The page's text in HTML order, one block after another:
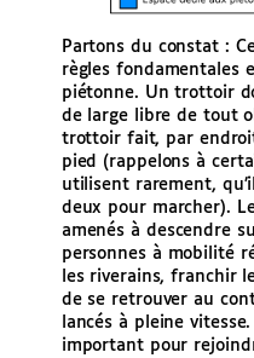
Partons du constat :
règles fondamentales
piétonne. Un trottoir
de large libre de tout
trottoir fait, par
pied (rappelons à
utilisent rarement,
deux pour marcher).
amenés à descendre
personnes à mobilité
les riverains, franchir
de se retrouver au
lancés à pleine
important pour